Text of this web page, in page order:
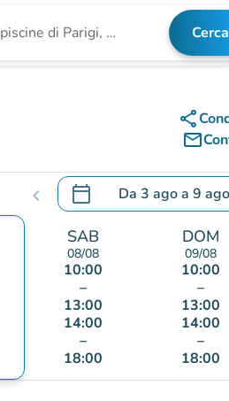
Cerca
share
mail_outline
chevron_left calendar_today Da 3 agoa 9 ago
.Aprire il calendario per
SAB
08/08
10:00
–
13:00
14:00
–
18:00
DOM
09/08
10:00
–
13:00
14:00
–
18:00